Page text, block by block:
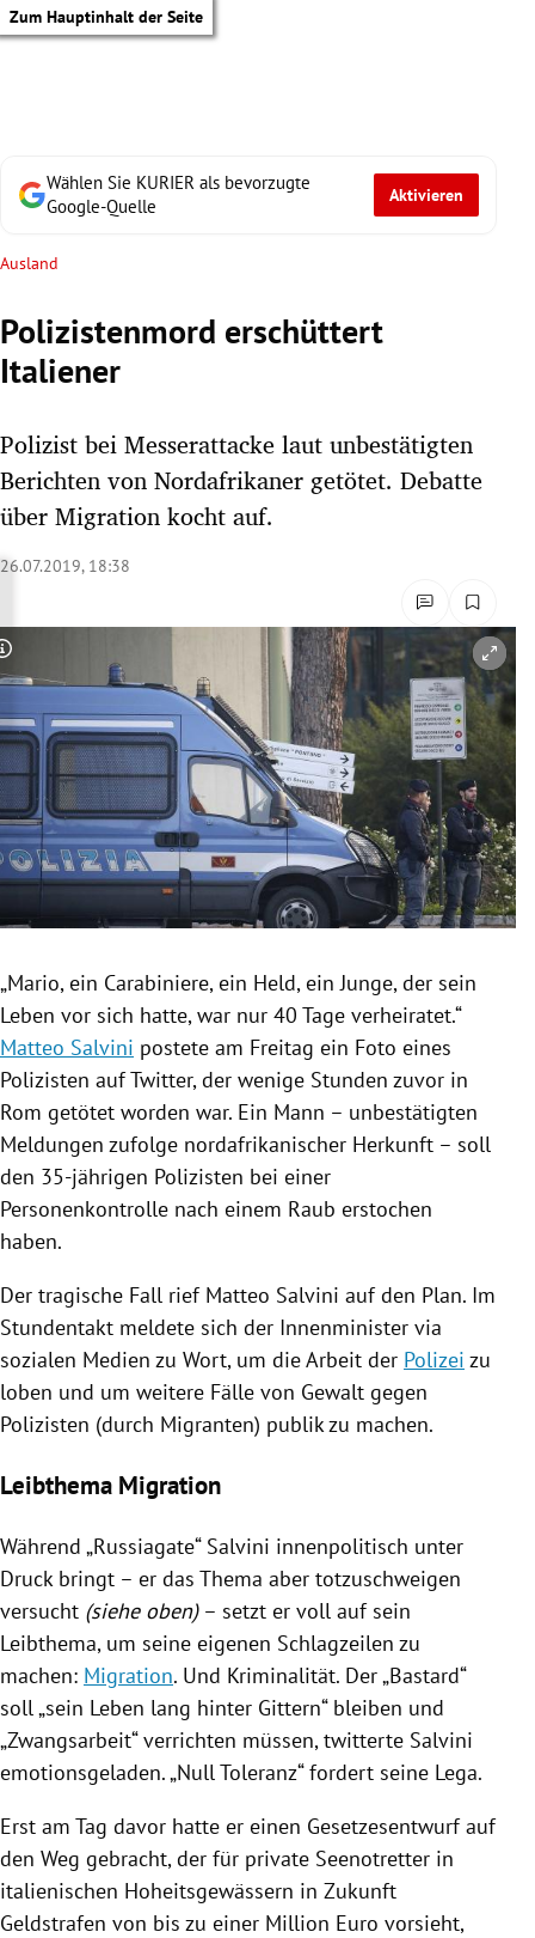
Zum Hauptinhalt der Seite
Untermenü
Untermenü
Untermenü
Untermenü
Untermenü
Untermenü
Untermenü
Untermenü
Wählen Sie KURIER als bevorzugte
Google-Quelle
Aktivieren
Ausland
Polizistenmord erschüttert
Italiener
Polizist bei Messerattacke laut unbestätigten
Berichten von Nordafrikaner getötet. Debatte
über Migration kocht auf.
26.07.2019, 18:38
Copyright-Hinweis öffnen/schließen
„Mario, ein Carabiniere, ein Held, ein Junge, der sein
Leben vor sich hatte, war nur 40 Tage verheiratet.“
Matteo Salvini postete am Freitag ein Foto eines
Polizisten aufTwitter, der wenige Stunden zuvor in
Rom getötet worden war. Ein Mann – unbestätigten
Meldungen zufolge nordafrikanischer Herkunft – soll
den 35-jährigen Polizisten bei einer
Personenkontrolle nach einem Raub erstochen
haben.
Der tragische Fall rief Matteo Salvini auf den Plan. Im
Stundentakt meldete sich der Innenminister via
sozialen Medien zu Wort, um die Arbeit der Polizei zu
loben und um weitere Fälle von Gewalt gegen
Polizisten (durch Migranten) publik zu machen.
Leibthema Migration
Während „Russiagate“ Salvini innenpolitisch unter
Druck bringt – er das Thema aber totzuschweigen
versucht (siehe oben)– setzt er voll auf sein
Leibthema, um seine eigenen Schlagzeilen zu
machen: Migration. Und Kriminalität. Der „Bastard“
soll „sein Leben lang hinter Gittern“ bleiben und
„Zwangsarbeit“ verrichten müssen, twitterte Salvini
emotionsgeladen. „Null Toleranz“ fordert seine Lega.
Erst am Tag davor hatte er einen Gesetzesentwurf auf
den Weg gebracht, der für private Seenotretter in
italienischen Hoheitsgewässern in Zukunft
Geldstrafen von bis zu einer Million Euro vorsieht,